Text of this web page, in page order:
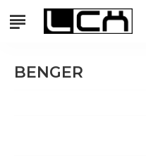
BENGER